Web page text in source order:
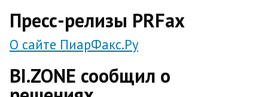
Пресс-релизы PRFax
О сайте ПиарФакс.Ру
BI.ZONE сообщил о